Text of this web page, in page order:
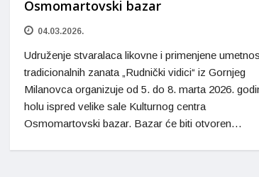
Osmomartovski bazar
04.03.2026.
Udruženje stvaralaca likovne i primenjene
tradicionalnih zanata „Rudnički vidici“ iz Gornjeg
Milanovca organizuje od 5. do 8. marta 2026.
holu ispred velike sale Kulturnog centra
Osmomartovski bazar. Bazar će biti otvoren…